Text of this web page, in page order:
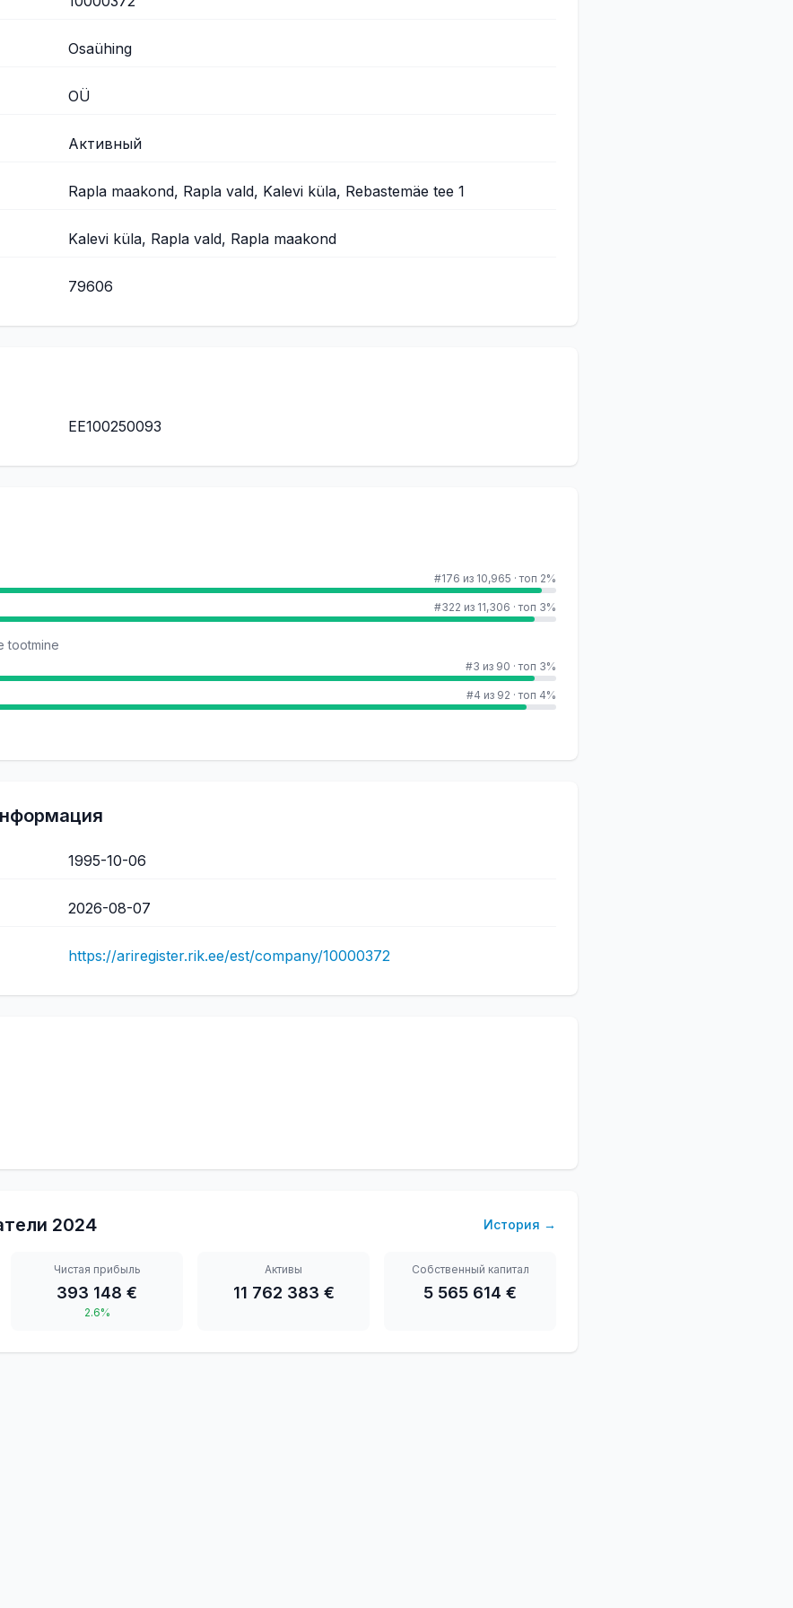
Osaühing
OÜ
Активный
Rapla maakond, Rapla vald, Kalevi küla, Rebastemäe tee 1
Kalevi küla, Rapla vald, Rapla maakond
79606
EE100250093
#176 из 10,965 ·топ 2%
#322 из 11,306 ·топ 3%
tootmine
#3 из 90 ·топ 3%
#4 из 92 ·топ 4%
1995-10-06
2026-08-07
https://ariregister.rik.ee/est/company/10000372
2024 История →
Чистая прибыль
393 148 €
2.6%
Активы
11 762 383 €
Собственный капитал
5 565 614 €